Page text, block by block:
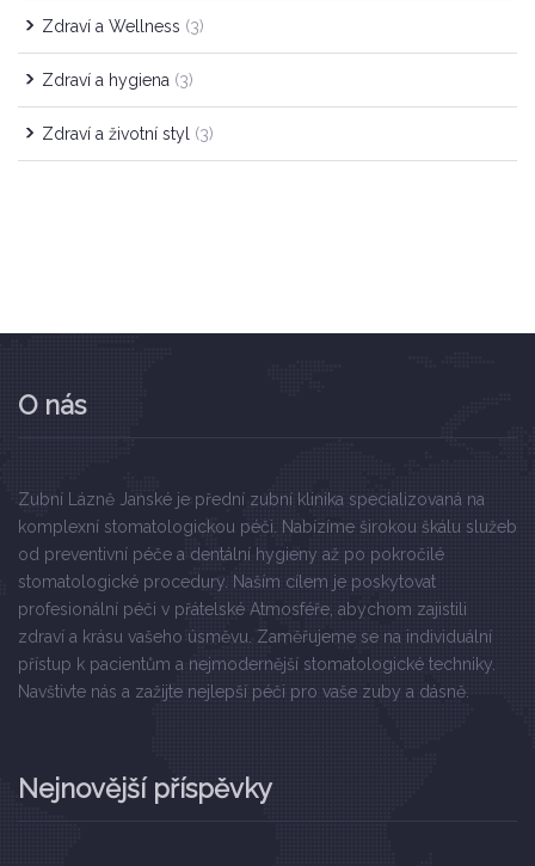
Zdraví a Wellness (3)
Zdraví a hygiena (3)
Zdraví a životní styl (3)
O nás
Zubní Lázně Janské je přední zubní klinika specializovaná na
komplexní stomatologickou péči. Nabízíme širokou škálu služeb
od preventivní péče a dentální hygieny až po pokročilé
stomatologické procedury. Naším cílem je poskytovat
profesionální péči v přátelské Atmosféře, abychom zajistili
zdraví a krásu vašeho úsměvu. Zaměřujeme se na individuální
přístup k pacientům a nejmodernější stomatologické techniky.
Navštivte nás a zažijte nejlepší péči pro vaše zuby a dásně.
Nejnovější příspěvky